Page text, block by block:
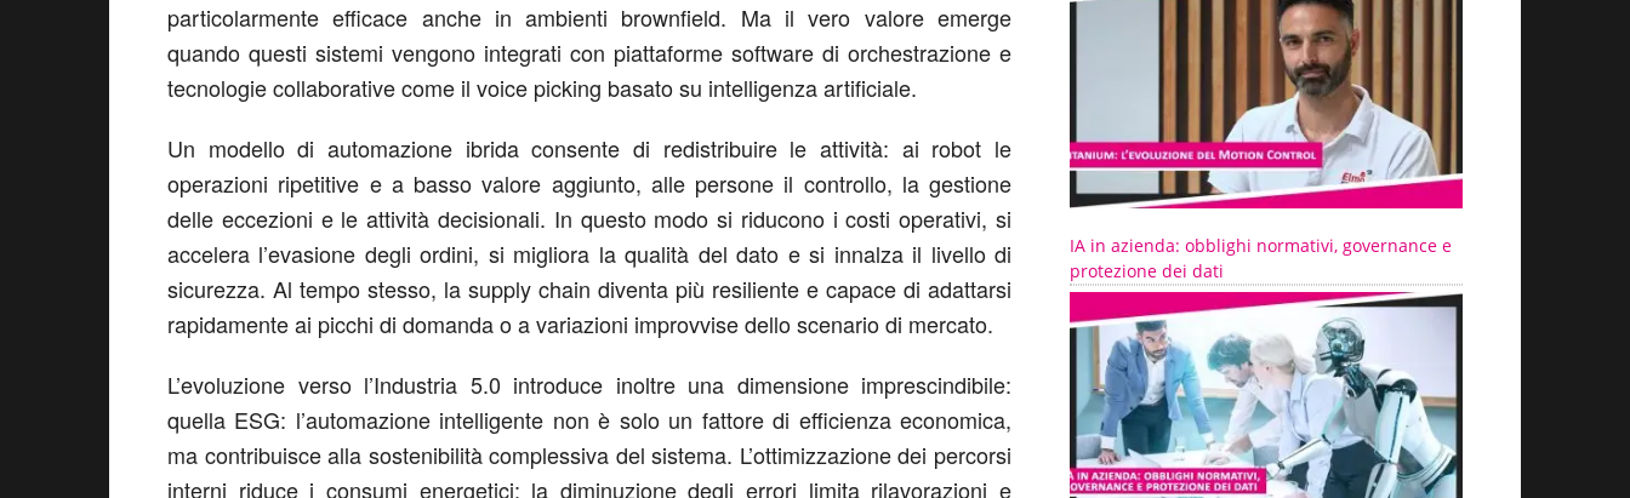
particolarmente efficace anche in ambienti brownfield. Ma il vero valore emerge
quando questi sistemi vengono integrati con piattaforme software di orchestrazione e
tecnologie collaborative come il voice picking basato su intelligenza artificiale.
Un modello di automazione ibrida consente di redistribuire le attività: ai robot le
operazioni ripetitive e a basso valore aggiunto, alle persone il controllo, la gestione
delle eccezioni e le attività decisionali. In questo modo si riducono i costi operativi, si
accelera l’evasione degli ordini, si migliora la qualità del dato e si innalza il livello di
sicurezza. Al tempo stesso, la supply chain diventa più resiliente e capace di adattarsi
rapidamente ai picchi di domanda o a variazioni improvvise dello scenario di mercato.
L’evoluzione verso l’Industria 5.0 introduce inoltre una dimensione imprescindibile:
quella ESG: l’automazione intelligente non è solo un fattore di efficienza economica,
ma contribuisce alla sostenibilità complessiva del sistema. L’ottimizzazione dei percorsi
interni riduce i consumi energetici; la diminuzione degli errori limita rilavorazioni e
IA in azienda: obblighi normativi, governance e
protezione dei dati